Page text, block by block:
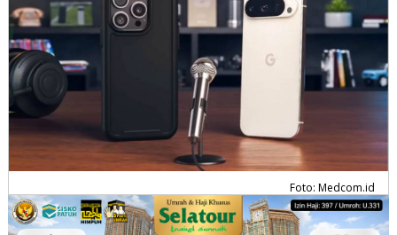
Foto: Medcom.id